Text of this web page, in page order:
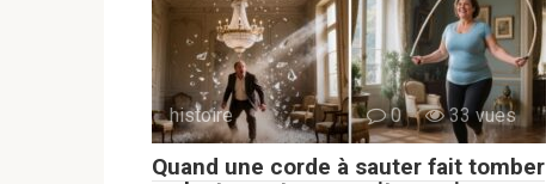
histoire 0 33 vues
Quand une corde à sauter fait tomber